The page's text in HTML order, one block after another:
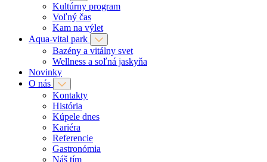
Kultúrny program
Voľný čas
Kam na výlet
Aqua-vital park
Bazény a vitálny svet
Wellness a soľná jaskyňa
Novinky
O nás
Kontakty
História
Kúpele dnes
Kariéra
Referencie
Gastronómia
Náš tím